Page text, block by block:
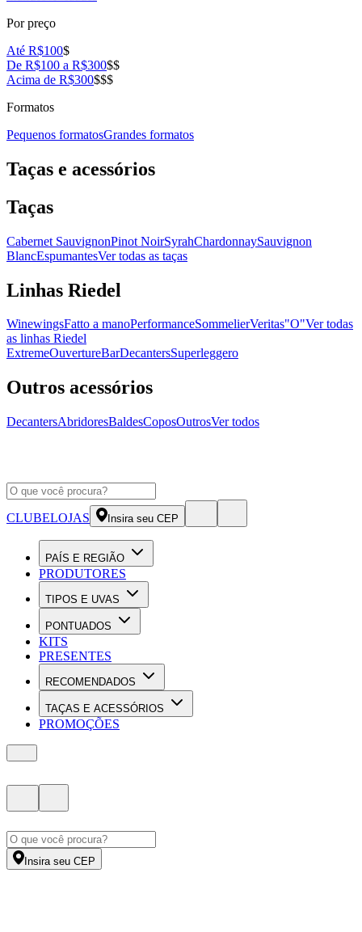
Por preço
Até R$100$
De R$100 a R$300$$
Acima de R$300$$$
Formatos
Pequenos formatosGrandes formatos
Taças e acessórios
Taças
Cabernet SauvignonPinot NoirSyrahChardonnaySauvignon
BlancEspumantesVer todas as taças
Linhas Riedel
WinewingsFatto a manoPerformanceSommelierVeritas"O"Ver todas
as linhas Riedel
ExtremeOuvertureBarDecantersSuperleggero
Outros acessórios
DecantersAbridoresBaldesCoposOutrosVer todos
CLUBELOJAS Insira seu CEP
PAÍS E REGIÃO
PRODUTORES
TIPOS E UVAS
PONTUADOS
KITS
PRESENTES
RECOMENDADOS
TAÇAS E ACESSÓRIOS
PROMOÇÕES
Insira seu CEP